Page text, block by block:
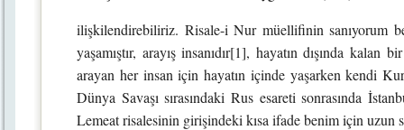
ilişkilendirebiliriz. Risale-i Nur müellifinin sanıyorum
yaşamıştır, arayış insanıdır[1], hayatın dışında
arayan her insan için hayatın içinde yaşarken kendi
Dünya Savaşı sırasındaki Rus esareti sonrasında
Lemeat risalesinin girişindeki kısa ifade benim için uzun